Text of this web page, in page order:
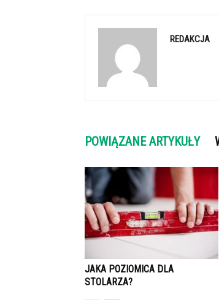
REDAKCJA
POWIĄZANE ARTYKUŁY
JAKA POZIOMICA DLA
STOLARZA?